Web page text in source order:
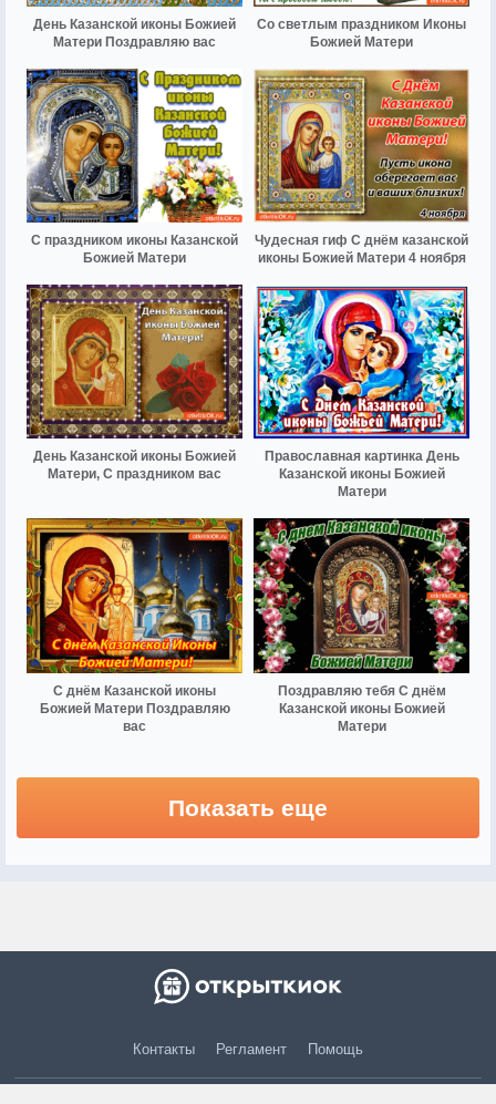
День Казанской иконы Божией
Матери Поздравляю вас
Со светлым праздником Иконы
Божией Матери
С праздником иконы Казанской
Божией Матери
Чудесная гиф С днём казанской
иконы Божией Матери 4 ноября
День Казанской иконы Божией
Матери, С праздником вас
Православная картинка День
Казанской иконы Божией
Матери
С днём Казанской иконы
Божией Матери Поздравляю
вас
Поздравляю тебя С днём
Казанской иконы Божией
Матери
Показать еще
Контакты Регламент Помощь